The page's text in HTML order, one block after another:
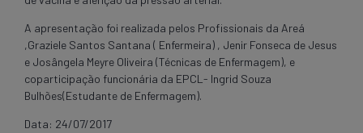
A apresentação foi realizada pelos Profissionais da Areá
,Graziele Santos Santana ( Enfermeira) , Jenir Fonseca de Jesus
e Josângela Meyre Oliveira (Técnicas de Enfermagem), e
coparticipação funcionária da EPCL- Ingrid Souza
Bulhões(Estudante de Enfermagem).
Data: 24/07/2017